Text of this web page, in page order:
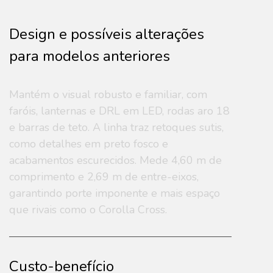
Design e possíveis alterações
para modelos anteriores
Mantém o visual robusto e familiar, com
faróis, lanternas e DRL em LED, rodas aro 18
e barras de teto. A linha traz retoques sutis,
como detalhes em preto fosco e
acabamentos escurecidos. Mede 4,60 m de
comprimento e 2,69 m de entre-eixos,
garantindo porte imponente e mais espaço
que rivais como o Corolla Cross.
Custo-benefício